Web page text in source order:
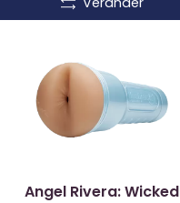
Angel Rivera: Wicked